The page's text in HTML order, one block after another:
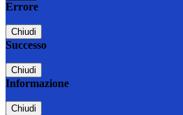
Errore
Chiudi
Successo
Chiudi
Informazione
Chiudi